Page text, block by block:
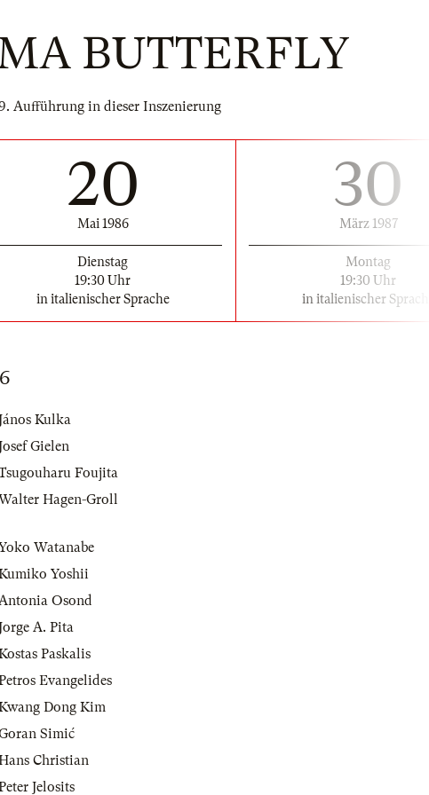
BUTTERFLY
Aufführung in dieser Inszenierung
20
Mai 1986
Dienstag
19:30 Uhr
in italienischer Sprache
30
März 1987
Montag
19:30 Uhr
in italienischer Sprache
Kulka
Gielen
Foujita
Hagen-Groll
Watanabe
Yoshii
Osond
A. Pita
Paskalis
Evangelides
Dong Kim
Simić
Christian
Jelosits